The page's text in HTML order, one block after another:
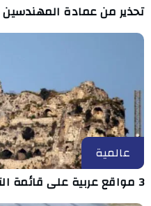
تحذير من عمادة المهندسين
عالمية
3 مواقع عربية على قائمة التراث العالمي المهدد بالخطر